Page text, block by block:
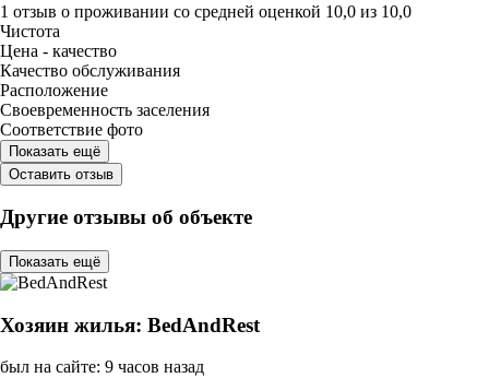
1 отзыв о проживании со средней оценкой 10,0 из 10,0
Чистота
Цена - качество
Качество обслуживания
Расположение
Своевременность заселения
Соответствие фото
Показать ещё
Оставить отзыв
Другие отзывы об объекте
Показать ещё
Хозяин жилья: BedAndRest
был на сайте: 9 часов назад